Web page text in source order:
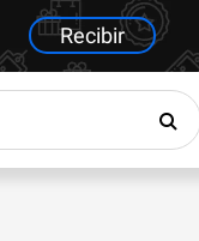
Recibir